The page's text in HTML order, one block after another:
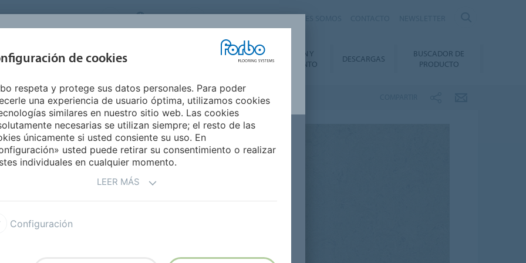
FLOORING SYSTEMS SPAIN
SEGMENTOS
INSPIRACIÓN Y
REFERENCIAS
SOSTENIBILIDAD
INSTALACIÓN Y
MANTENIMIENTO
DESCARGAS
BUSCADOR DE
PRODUCTO
Marmoleum Marbled completa
de la colección
Real, Fresco,
de cookies
respeta y protege sus datos personales. Para poder
una experiencia de usuario óptima, utilizamos cookies
similares en nuestro sitio web. Las cookies
necesarias se utilizan siempre; el resto de las
únicamente si usted consiente su uso. En
usted puede retirar su consentimiento o realizar
individuales en cualquier momento.
LEER MÁS
Configuración